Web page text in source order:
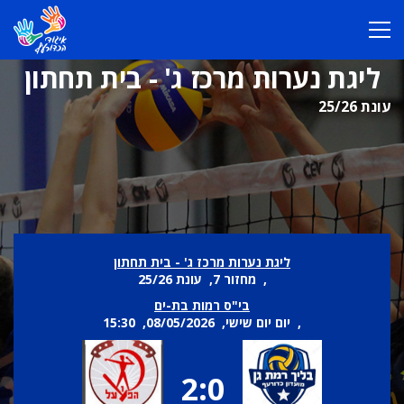
ליגת נערות מרכז ג' - בית תחתון
עונת 25/26
ליגת נערות מרכז ג' - בית תחתון
, מחזור 7, עונת 25/26
בי"ס רמות בת-ים
, יום יום שישי, 08/05/2026, 15:30
2:0